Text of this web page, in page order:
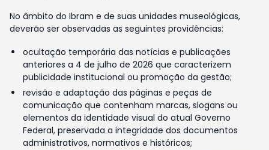
No âmbito do Ibram e de suas unidades museológicas,
deverão ser observadas as seguintes providências:
ocultação temporária das notícias e publicações
anteriores a 4 de julho de 2026 que caracterizem
publicidade institucional ou promoção da gestão;
revisão e adaptação das páginas e peças de
comunicação que contenham marcas, slogans ou
elementos da identidade visual do atual Governo
Federal, preservada a integridade dos documentos
administrativos, normativos e históricos;